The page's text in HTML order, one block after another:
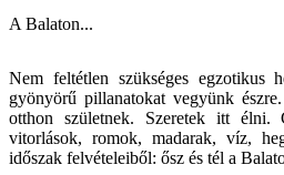
A Balaton...
Nem feltétlen szükséges egzotikus
gyönyörű pillanatokat vegyünk
otthon születnek. Szeretek itt élni.
vitorlások, romok, madarak, víz,
időszak felvételeiből: ősz és tél a